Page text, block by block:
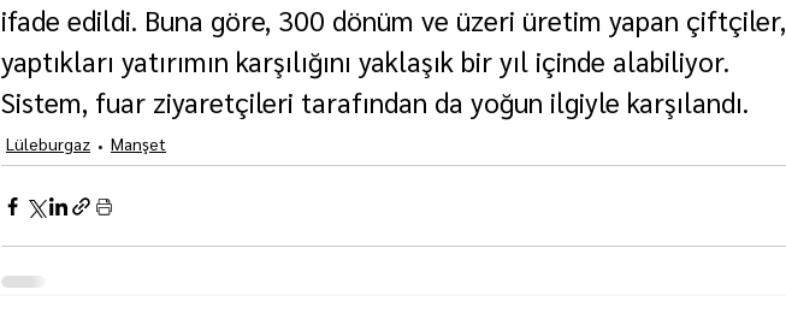
ifade edildi. Buna göre, 300 dönüm ve üzeri üretim yapan çiftçiler,
yaptıkları yatırımın karşılığını yaklaşık bir yıl içinde alabiliyor.
Sistem, fuar ziyaretçileri tarafından da yoğun ilgiyle karşılandı.
Lüleburgaz Manşet